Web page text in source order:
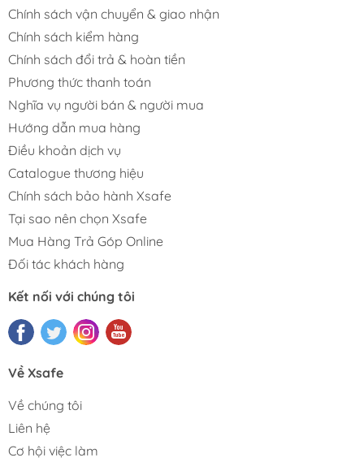
Chính sách vận chuyển & giao nhận
Chính sách kiểm hàng
Chính sách đổi trả & hoàn tiền
Phương thức thanh toán
Nghĩa vụ người bán & người mua
Hướng dẫn mua hàng
Điều khoản dịch vụ
Catalogue thương hiệu
Chính sách bảo hành Xsafe
Tại sao nên chọn Xsafe
Mua Hàng Trả Góp Online
Đối tác khách hàng
Kết nối với chúng tôi
Về Xsafe
Về chúng tôi
Liên hệ
Cơ hội việc làm